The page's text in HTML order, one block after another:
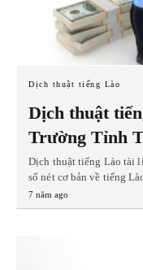
Dịch thuật tiếng Lào
Dịch thuật
Trường Tỉnh
Dịch thuật tiếng Lào tài
số nét cơ bản về tiếng
7 năm ago